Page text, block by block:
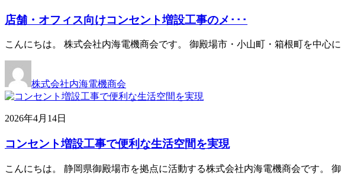
店舗・オフィス向けコンセント増設工事のメ･･･
こんにちは。 株式会社内海電機商会です。 御殿場市・小山町・箱根町を中
株式会社内海電機商会
2026年4月14日
コンセント増設工事で便利な生活空間を実現
こんにちは。 静岡県御殿場市を拠点に活動する株式会社内海電機商会です。